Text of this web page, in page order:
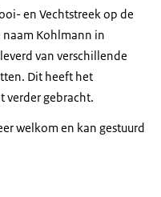
en Vechtstreek op de
naam Kohlmann in
van verschillende
Dit heeft het
verder gebracht.
welkom en kan gestuurd